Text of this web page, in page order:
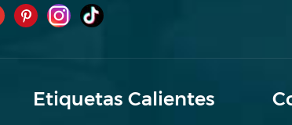
Etiquetas Calientes